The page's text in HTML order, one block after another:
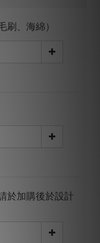
、海綿）
於加購後於設計